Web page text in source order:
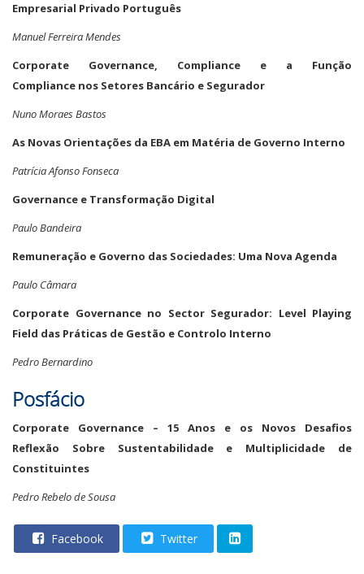
Empresarial Privado Português
Manuel Ferreira Mendes
Corporate Governance, Compliance e a Função
Compliance nos Setores Bancário e Segurador
Nuno Moraes Bastos
As Novas Orientações da EBA em Matéria de Governo Interno
Patrícia Afonso Fonseca
Governance e Transformação Digital
Paulo Bandeira
Remuneração e Governo das Sociedades: Uma Nova Agenda
Paulo Câmara
Corporate Governance no Sector Segurador: Level Playing
Field das Práticas de Gestão e Controlo Interno
Pedro Bernardino
Posfácio
Corporate Governance – 15 Anos e os Novos Desafios
Reflexão Sobre Sustentabilidade e Multiplicidade de
Constituintes
Pedro Rebelo de Sousa
Facebook Twitter